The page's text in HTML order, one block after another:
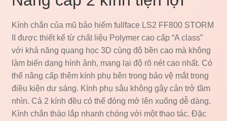
Kính chắn của mũ bảo hiểm fullface LS2 FF800 STORM
II được thiết kế từ chất liệu Polymer cao cấp “A class”
với khả năng quang học 3D cùng độ bền cao mà không
làm biến dạng hình ảnh, mang lại độ rõ nét cao nhất. Có
thể nâng cấp thêm kính phụ bên trong bảo vệ mắt trong
điều kiện dư sáng. Kính phụ sâu không gây cản trở tầm
nhìn. Cả 2 kính đều có thể đóng mở lên xuống dễ dàng.
Kính chắn tháo lắp nhanh chóng với một thao tác. Đặc